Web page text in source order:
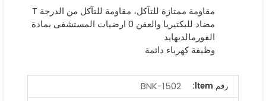
مقاومة ممتازة للتآكل، مقاومة للتآكل من الدرجة T
مضاد للبكتيريا والعفن 0 ارضيات المستشفى بمادة
الفورمالديهايد
وظيفة كهرباء دائمة
رقم ltem:
BNK-1502